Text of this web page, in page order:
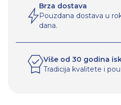
Brza dostava
Pouzdana dostava u
dana.
Više od 30 godina
Tradicija kvalitete i